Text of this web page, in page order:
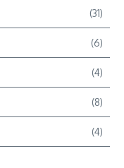
(31)
(6)
(4)
(8)
(4)